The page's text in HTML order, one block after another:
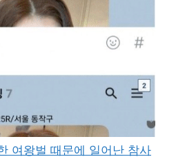
여왕벌 때문에 일어난 참사